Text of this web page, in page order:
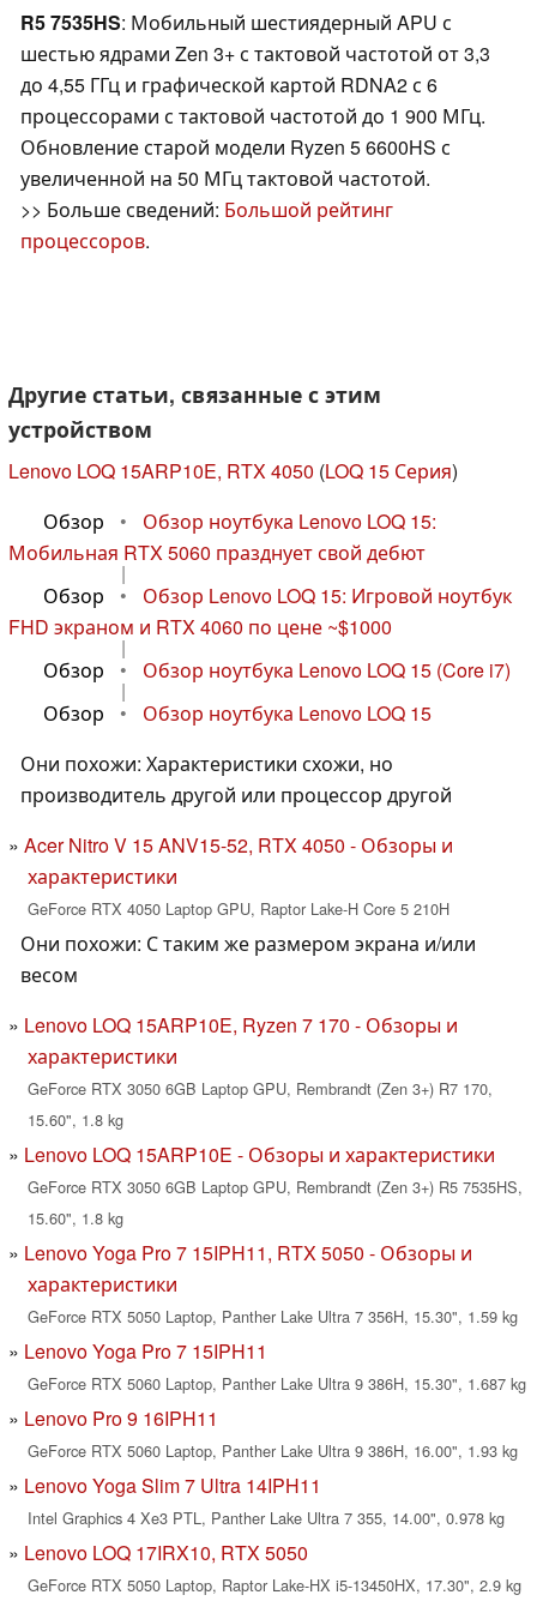
R5 7535HS: Мобильный шестиядерный APU с
шестью ядрами Zen 3+ с тактовой частотой от 3,3
до 4,55 ГГц и графической картой RDNA2 с 6
процессорами с тактовой частотой до 1 900 МГц.
Обновление старой модели Ryzen 5 6600HS с
увеличенной на 50 МГц тактовой частотой.
>> Больше сведений: Большой рейтинг
процессоров.
Другие статьи, связанные с этим
устройством
Lenovo LOQ 15ARP10E, RTX 4050 (LOQ 15 Серия)
Обзор
•
Обзор ноутбука Lenovo LOQ 15:
Мобильная RTX 5060 празднует свой дебют
|
Обзор
•
Обзор Lenovo LOQ 15: Игровой ноутбук
FHD экраном и RTX 4060 по цене ~$1000
|
Обзор
• Обзор ноутбука Lenovo LOQ 15 (Core i7)
|
Обзор
•
Обзор ноутбука Lenovo LOQ 15
Они похожи: Характеристики схожи, но
производитель другой или процессор другой
Acer Nitro V 15 ANV15-52, RTX 4050 - Обзоры и
характеристики
GeForce RTX 4050 Laptop GPU, Raptor Lake-H Core 5 210H
Они похожи: С таким же размером экрана и/или
весом
Lenovo LOQ 15ARP10E, Ryzen 7 170 - Обзоры и
характеристики
GeForce RTX 3050 6GB Laptop GPU, Rembrandt (Zen 3+) R7 170,
15.60", 1.8 kg
Lenovo LOQ 15ARP10E - Обзоры и характеристики
GeForce RTX 3050 6GB Laptop GPU, Rembrandt (Zen 3+) R5 7535HS,
15.60", 1.8 kg
Lenovo Yoga Pro 7 15IPH11, RTX 5050 - Обзоры и
характеристики
GeForce RTX 5050 Laptop, Panther Lake Ultra 7 356H, 15.30", 1.59 kg
Lenovo Yoga Pro 7 15IPH11
GeForce RTX 5060 Laptop, Panther Lake Ultra 9 386H, 15.30", 1.687 kg
Lenovo Pro 9 16IPH11
GeForce RTX 5060 Laptop, Panther Lake Ultra 9 386H, 16.00", 1.93 kg
Lenovo Yoga Slim 7 Ultra 14IPH11
Intel Graphics 4 Xe3 PTL, Panther Lake Ultra 7 355, 14.00", 0.978 kg
Lenovo LOQ 17IRX10, RTX 5050
GeForce RTX 5050 Laptop, Raptor Lake-HX i5-13450HX, 17.30", 2.9 kg